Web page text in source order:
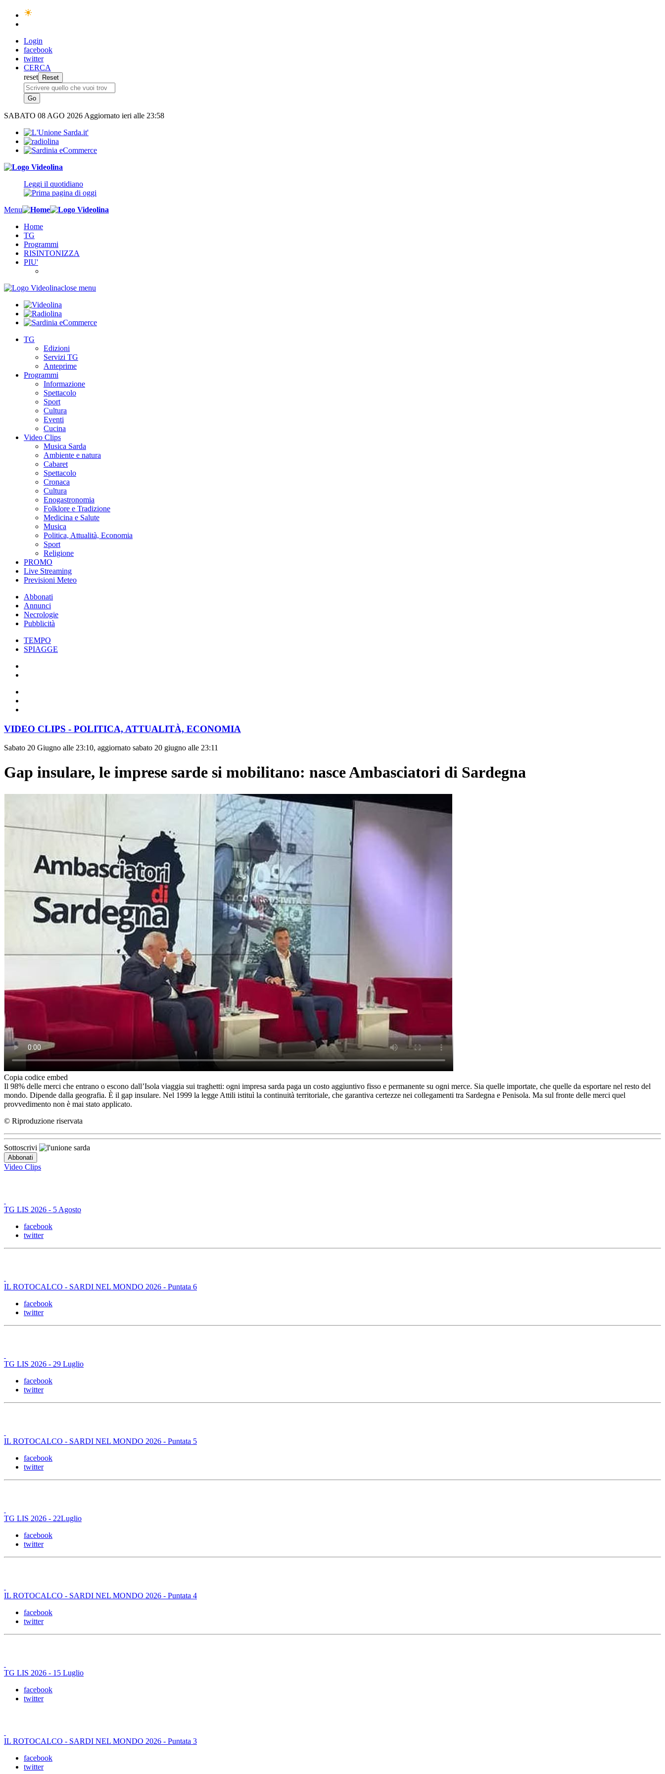
Login
facebook
twitter
CERCA
reset
SABATO 08 AGO 2026 Aggiornato ieri alle 23:58
Leggi il quotidiano
Menu
Home
TG
Programmi
RISINTONIZZA
PIU'
close menu
TG
Edizioni
Servizi TG
Anteprime
Programmi
Informazione
Spettacolo
Sport
Cultura
Eventi
Cucina
Video Clips
Musica Sarda
Ambiente e natura
Cabaret
Spettacolo
Cronaca
Cultura
Enogastronomia
Folklore e Tradizione
Medicina e Salute
Musica
Politica, Attualità, Economia
Sport
Religione
PROMO
Live Streaming
Previsioni Meteo
Abbonati
Annunci
Necrologie
Pubblicità
TEMPO
SPIAGGE
VIDEO CLIPS - POLITICA, ATTUALITÀ, ECONOMIA
Sabato 20 Giugno alle 23:10, aggiornato sabato 20 giugno alle 23:11
Gap insulare, le imprese sarde si mobilitano: nasce Ambasciatori di Sardegna
Copia codice embed
Il 98% delle merci che entrano o escono dall’Isola viaggia sui traghetti: ogni impresa sarda paga un costo aggiuntivo fisso e permanente su ogni merce. Sia quelle importate, che quelle da esportare nel resto del
mondo. Dipende dalla geografia. È il gap insulare. Nel 1999 la legge Attili istituì la continuità territoriale, che garantiva certezze nei collegamenti tra Sardegna e Penisola. Ma sul fronte delle merci quel
provvedimento non è mai stato applicato.
© Riproduzione riservata
Sottoscrivi
Video Clips
TG LIS 2026 - 5 Agosto
facebook
twitter
IL ROTOCALCO - SARDI NEL MONDO 2026 - Puntata 6
facebook
twitter
TG LIS 2026 - 29 Luglio
facebook
twitter
IL ROTOCALCO - SARDI NEL MONDO 2026 - Puntata 5
facebook
twitter
TG LIS 2026 - 22Luglio
facebook
twitter
IL ROTOCALCO - SARDI NEL MONDO 2026 - Puntata 4
facebook
twitter
TG LIS 2026 - 15 Luglio
facebook
twitter
IL ROTOCALCO - SARDI NEL MONDO 2026 - Puntata 3
facebook
twitter